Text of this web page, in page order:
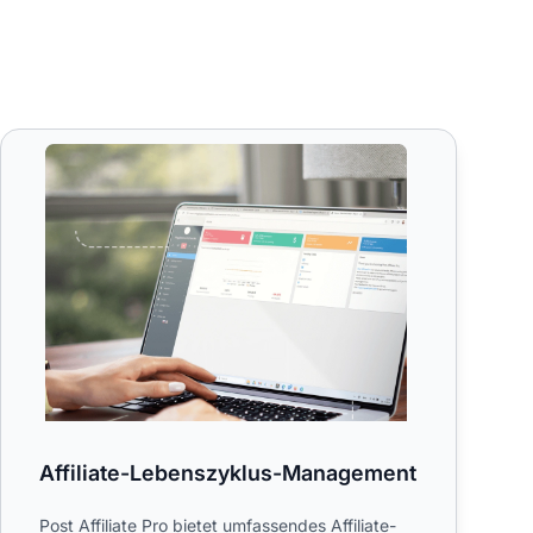
Affiliate-Lebenszyklus-Management
Affiliate-Lebenszyklus-Management
Post Affiliate Pro bietet umfassendes Affiliate-